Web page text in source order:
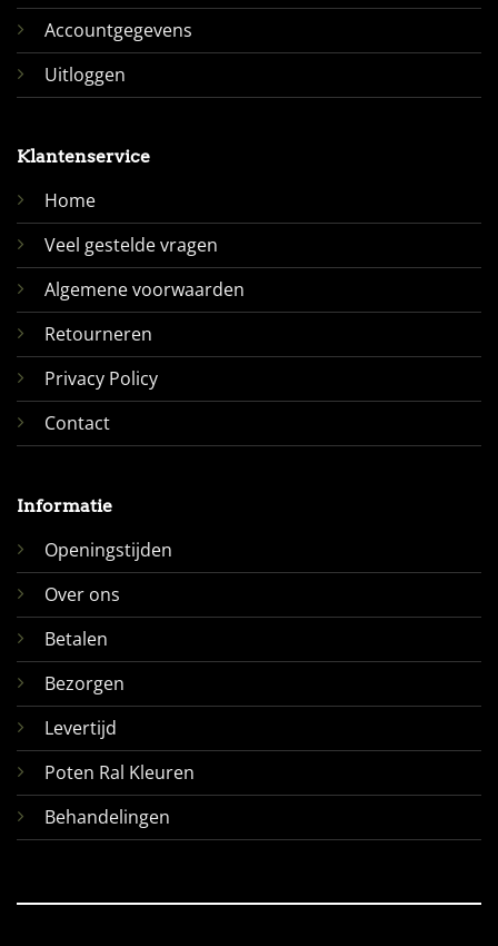
Accountgegevens
Uitloggen
Klantenservice
Home
Veel gestelde vragen
Algemene voorwaarden
Retourneren
Privacy Policy
Contact
Informatie
Openingstijden
Over ons
Betalen
Bezorgen
Levertijd
Poten Ral Kleuren
Behandelingen